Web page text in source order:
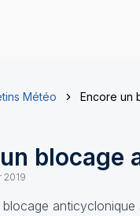
Météo Encore un
blocage
2019
anticyclonique